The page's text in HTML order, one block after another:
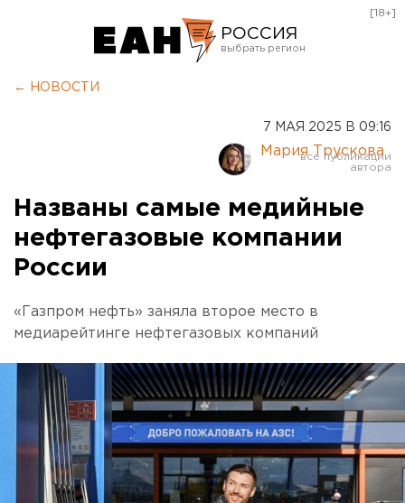
РОССИЯ
Курган
Оренбург
[18+]
← НОВОСТИ
7 МАЯ 2025 В 09:16
Мария Трускова
Названы самые медийные
нефтегазовые компании
России
«Газпром нефть» заняла второе место в
медиарейтинге нефтегазовых компаний